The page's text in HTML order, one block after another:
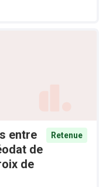
entre
de
de
Retenue